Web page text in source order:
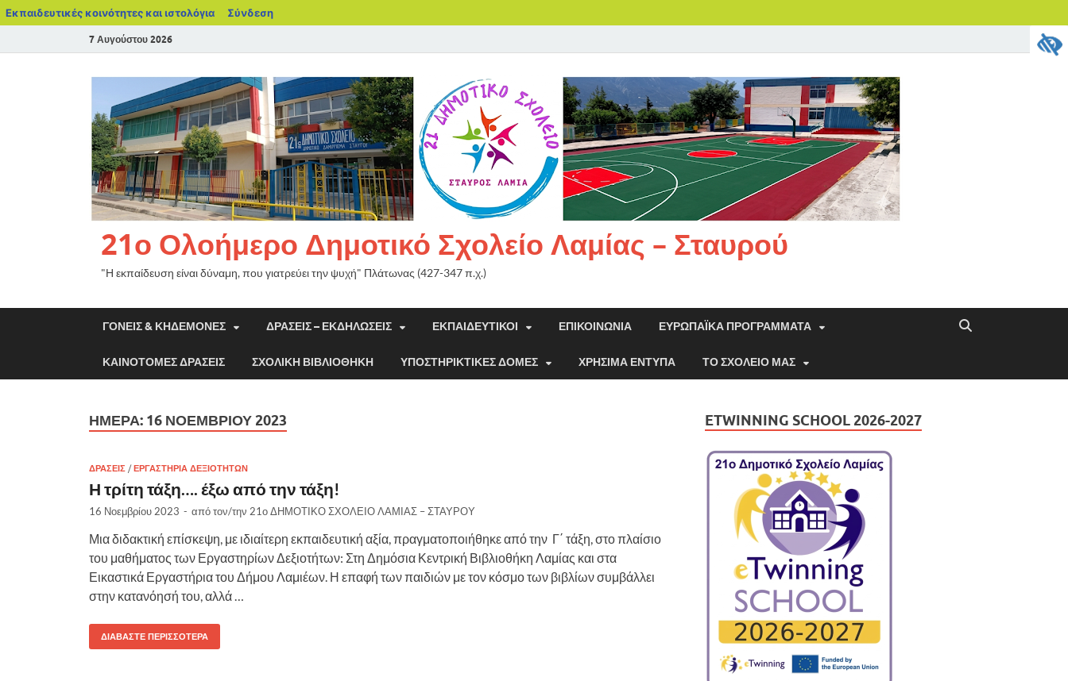
Εκπαιδευτικές κοινότητες και ιστολόγια Σύνδεση
7 Αυγούστου 2026
21ο Ολοήμερο Δημοτικό Σχολείο Λαμίας – Σταυρού
"Η εκπαίδευση είναι δύναμη, που γιατρεύει την ψυχή" Πλάτωνας (427-347 π.χ.)
ΓΟΝΕΊΣ & ΚΗΔΕΜΌΝΕΣ ΔΡΆΣΕΙΣ – ΕΚΔΗΛΏΣΕΙΣ ΕΚΠΑΙΔΕΥΤΙΚΟΊ ΕΠΙΚΟΙΝΩΝΊΑ ΕΥΡΩΠΑΪΚΆ ΠΡΟΓΡΆΜΜΑΤΑ
ΚΑΙΝΟΤΌΜΕΣ ΔΡΆΣΕΙΣ ΣΧΟΛΙΚΉ ΒΙΒΛΙΟΘΉΚΗ ΥΠΟΣΤΗΡΙΚΤΙΚΈΣ ΔΟΜΈΣ ΧΡΉΣΙΜΑ ΈΝΤΥΠΑ ΤΟ ΣΧΟΛΕΊΟ ΜΑΣ
ΗΜΈΡΑ: 16 ΝΟΕΜΒΡΊΟΥ 2023
ΔΡΆΣΕΙΣ /ΕΡΓΑΣΤΉΡΙΑ ΔΕΞΙΟΤΉΤΩΝ
Η τρίτη τάξη…. έξω από την τάξη!
16 Νοεμβρίου 2023 - από τον/την 21ο ΔΗΜΟΤΙΚΟ ΣΧΟΛΕΙΟ ΛΑΜΙΑΣ – ΣΤΑΥΡΟΥ
Μια διδακτική επίσκεψη, με ιδιαίτερη εκπαιδευτική αξία, πραγματοποιήθηκε από την Γ΄ τάξη, στο πλαίσιο
του μαθήματος των Εργαστηρίων Δεξιοτήτων: Στη Δημόσια Κεντρική Βιβλιοθήκη Λαμίας και στα
Εικαστικά Εργαστήρια του Δήμου Λαμιέων. Η επαφή των παιδιών με τον κόσμο των βιβλίων συμβάλλει
στην κατανόησή του, αλλά …
ΔΙΑΒΆΣΤΕ ΠΕΡΙΣΣΌΤΕΡΑ
ETWINNING SCHOOL 2026-2027